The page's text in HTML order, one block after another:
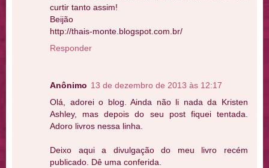
curtir tanto assim!
Beijão
http://thais-monte.blogspot.com.br/
Responder
Anônimo 13 de dezembro de 2013 às 12:17
Olá, adorei o blog. Ainda não li nada da Kristen
Ashley, mas depois do seu post fiquei tentada.
Adoro livros nessa linha.
Deixo aqui a divulgação do meu livro recém
publicado. Dê uma conferida.